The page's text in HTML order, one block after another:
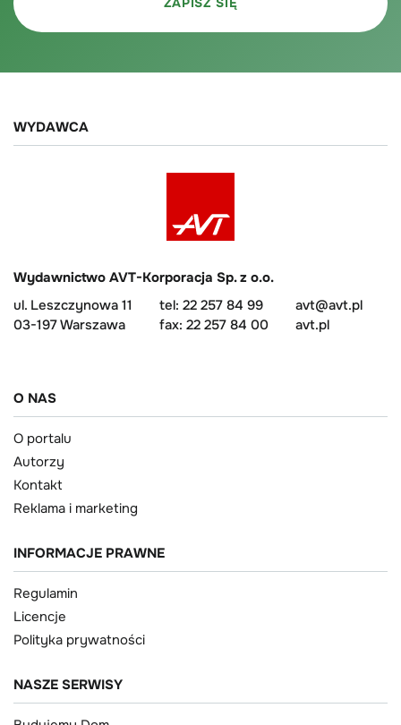
WYDAWCA
Wydawnictwo AVT-Korporacja Sp. z o.o.
ul. Leszczynowa 11
03-197 Warszawa
tel: 22 257 84 99
fax: 22 257 84 00
avt@avt.pl
avt.pl
O NAS
O portalu
Autorzy
Kontakt
Reklama i marketing
INFORMACJE PRAWNE
Regulamin
Licencje
Polityka prywatności
NASZE SERWISY